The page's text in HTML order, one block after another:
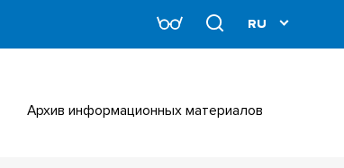
Архив информационных материалов